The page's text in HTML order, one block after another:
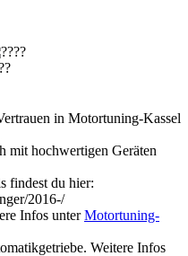
in Motortuning-Kassel
mit hochwertigen Geräten
findest du hier:
2016-/
Infos unterMotortuning-
Weitere Infos